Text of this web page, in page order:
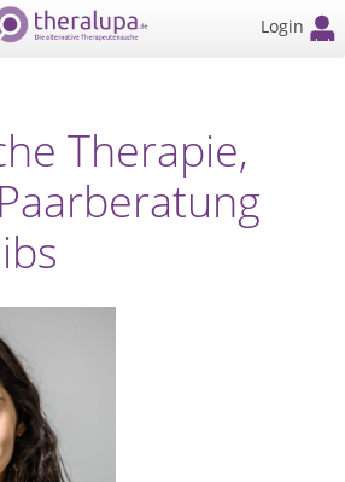
Login
Therapie,